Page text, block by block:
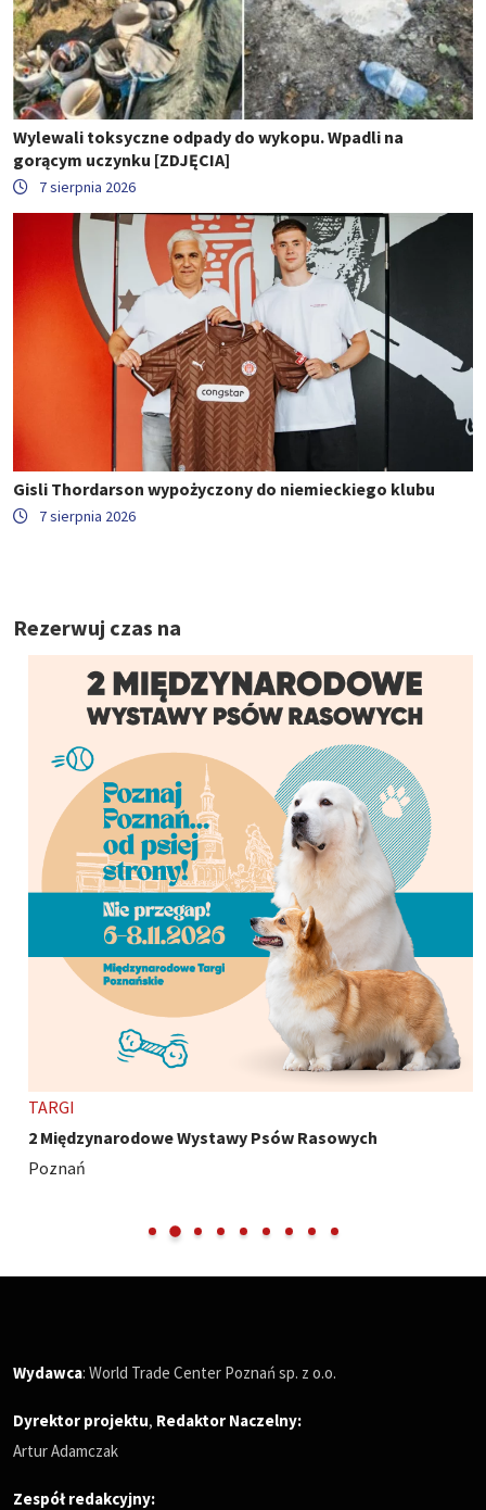
Wylewali toksyczne odpady do wykopu. Wpadli na
gorącym uczynku [ZDJĘCIA]
7 sierpnia 2026
Gisli Thordarson wypożyczony do niemieckiego klubu
7 sierpnia 2026
Rezerwuj czas na
TARGI
2 Międzynarodowe Wystawy Psów Rasowych
Poznań
Wydawca: World Trade Center Poznań sp. z o.o.
Dyrektor projektu, Redaktor Naczelny:
Artur Adamczak
Zespół redakcyjny: